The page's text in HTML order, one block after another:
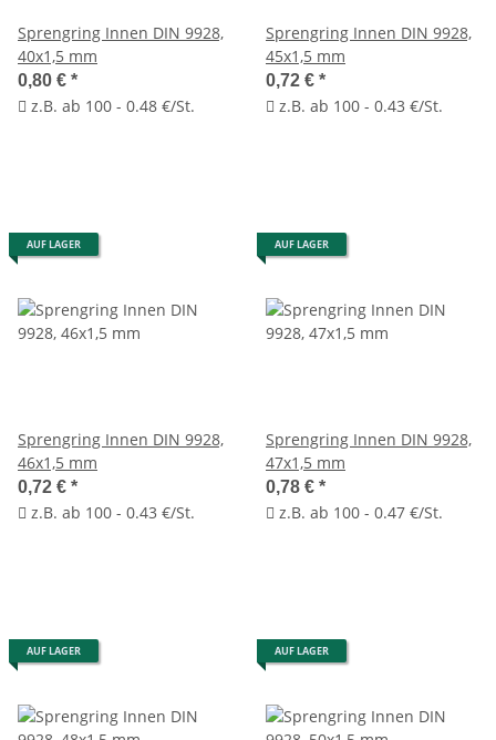
Sprengring Innen DIN 9928,
40x1,5 mm
0,80 € *
z.B. ab 100 - 0.48 €/St.
Sprengring Innen DIN 9928,
45x1,5 mm
0,72 € *
z.B. ab 100 - 0.43 €/St.
AUF LAGER
Sprengring Innen DIN 9928,
46x1,5 mm
0,72 € *
z.B. ab 100 - 0.43 €/St.
AUF LAGER
Sprengring Innen DIN 9928,
47x1,5 mm
0,78 € *
z.B. ab 100 - 0.47 €/St.
AUF LAGER AUF LAGER